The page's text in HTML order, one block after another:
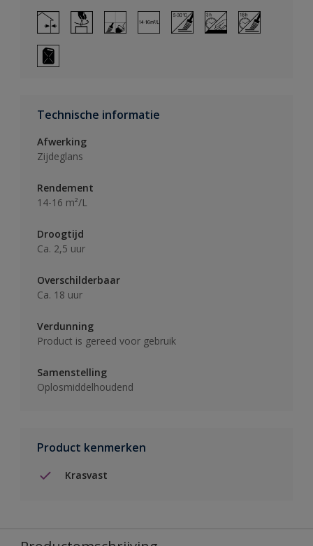
Technische informatie
Afwerking
Zijdeglans
Rendement
14-16 m²/L
Droogtijd
Ca. 2,5 uur
Overschilderbaar
Ca. 18 uur
Verdunning
Product is gereed voor gebruik
Samenstelling
Oplosmiddelhoudend
Product kenmerken
Krasvast